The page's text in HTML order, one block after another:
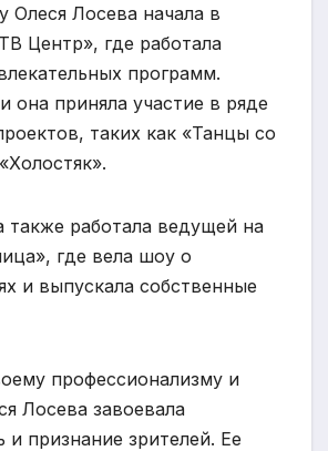
Олеся Лосева начала в
Центр», где работала
программ.
она приняла участие в ряде
таких как «Танцы со
также работала ведущей на
где вела шоу о
и выпускала собственные
профессионализму и
Лосева завоевала
и признание зрителей. Ее